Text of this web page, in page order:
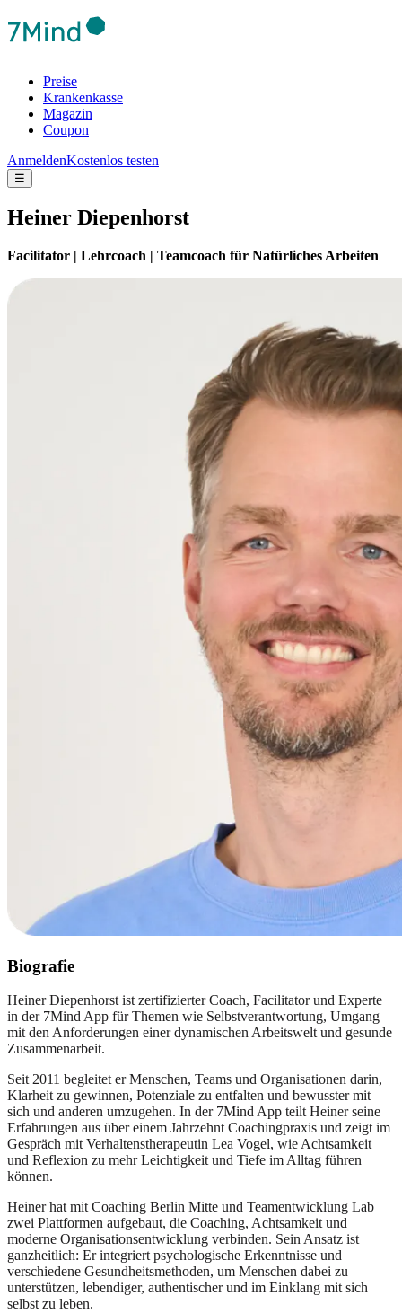
Preise
Krankenkasse
Magazin
Coupon
AnmeldenKostenlos testen
☰
Heiner Diepenhorst
Facilitator | Lehrcoach | Teamcoach für Natürliches Arbeiten
Biografie
Heiner Diepenhorst ist zertifizierter Coach, Facilitator und Experte
in der 7Mind App für Themen wie Selbstverantwortung, Umgang
mit den Anforderungen einer dynamischen Arbeitswelt und gesunde
Zusammenarbeit.
Seit 2011 begleitet er Menschen, Teams und Organisationen darin,
Klarheit zu gewinnen, Potenziale zu entfalten und bewusster mit
sich und anderen umzugehen. In der 7Mind App teilt Heiner seine
Erfahrungen aus über einem Jahrzehnt Coachingpraxis und zeigt im
Gespräch mit Verhaltenstherapeutin Lea Vogel, wie Achtsamkeit
und Reflexion zu mehr Leichtigkeit und Tiefe im Alltag führen
können.
Heiner hat mit Coaching Berlin Mitte und Teamentwicklung Lab
zwei Plattformen aufgebaut, die Coaching, Achtsamkeit und
moderne Organisationsentwicklung verbinden. Sein Ansatz ist
ganzheitlich: Er integriert psychologische Erkenntnisse und
verschiedene Gesundheitsmethoden, um Menschen dabei zu
unterstützen, lebendiger, authentischer und im Einklang mit sich
selbst zu leben.